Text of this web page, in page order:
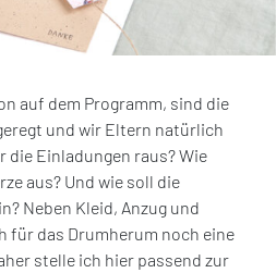
auf dem Programm, sind die
und wir Eltern natürlich
die Einladungen raus? Wie
aus? Und wie soll die
Neben Kleid, Anzug und
für das Drumherum noch eine
stelle ich hier passend zur